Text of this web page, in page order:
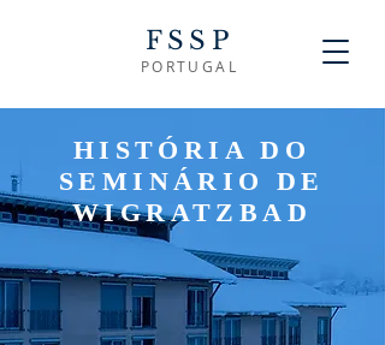
FSSP
PORTUGAL
HISTÓRIA DO
SEMINÁRIO DE
WIGRATZBAD